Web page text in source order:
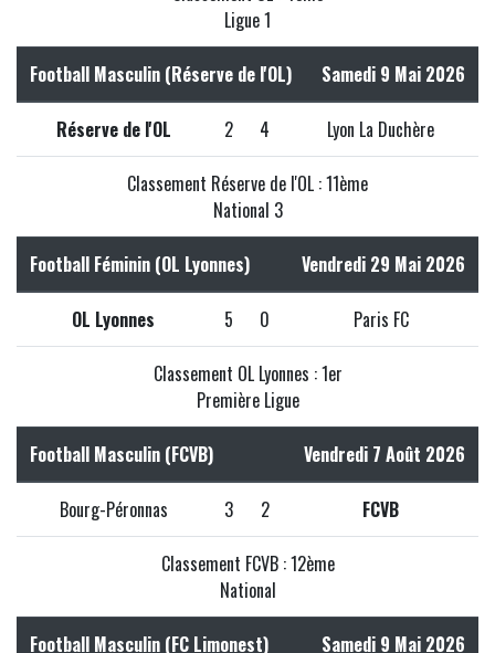
Ligue 1
Football Masculin (Réserve de l'OL) Samedi 9 Mai 2026
Réserve de l'OL 2 4 Lyon La Duchère
Classement Réserve de l'OL : 11ème
National 3
Football Féminin (OL Lyonnes) Vendredi 29 Mai 2026
OL Lyonnes 5 0 Paris FC
Classement OL Lyonnes : 1er
Première Ligue
Football Masculin (FCVB) Vendredi 7 Août 2026
Bourg-Péronnas 3 2 FCVB
Classement FCVB : 12ème
National
Football Masculin (FC Limonest) Samedi 9 Mai 2026